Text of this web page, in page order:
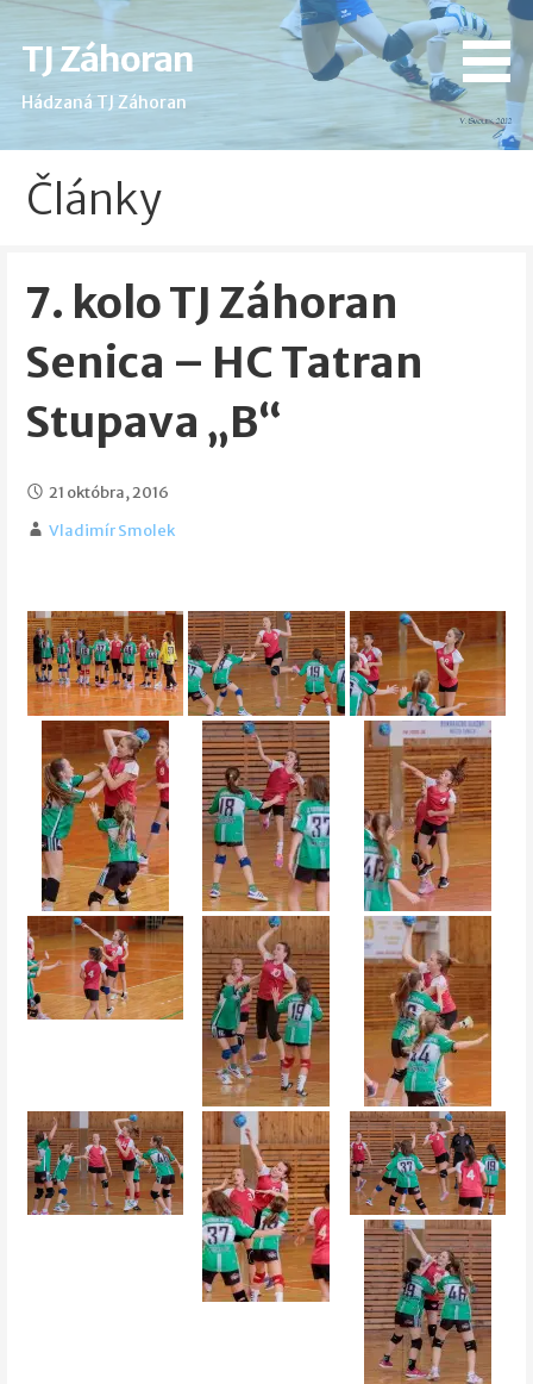
Skip
content
TJ Záhoran
Hádzaná TJ Záhoran
Články
7. kolo TJ Záhoran
Senica – HC Tatran
Stupava „B“
21 októbra, 2016
Vladimír Smolek